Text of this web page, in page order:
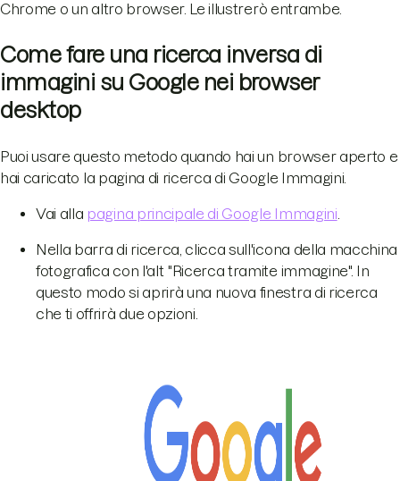
Chrome o un altro browser. Le illustrerò entrambe.
Come fare una ricerca inversa di
immagini su Google nei browser
desktop
Puoi usare questo metodo quando hai un browser aperto e
hai caricato la pagina di ricerca di Google Immagini.
Vai alla pagina principale di Google Immagini
Nella barra di ricerca, clicca sull'icona della macchina
fotografica con l'alt "Ricerca tramite immagine". In
questo modo si aprirà una nuova finestra di ricerca
che ti offrirà due opzioni.